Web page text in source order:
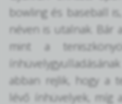
bowling és baseball
néven is utalnak. Bár
mint a
abban rejlik, hogy a
lévő ínhüvelyek, míg